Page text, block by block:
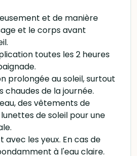
et de manière
et le corps avant
toutes les 2 heures
prolongée au soleil, surtout
chaudes de la journée.
des vêtements de
de soleil pour une
avec les yeux. En cas de
à l'eau claire.